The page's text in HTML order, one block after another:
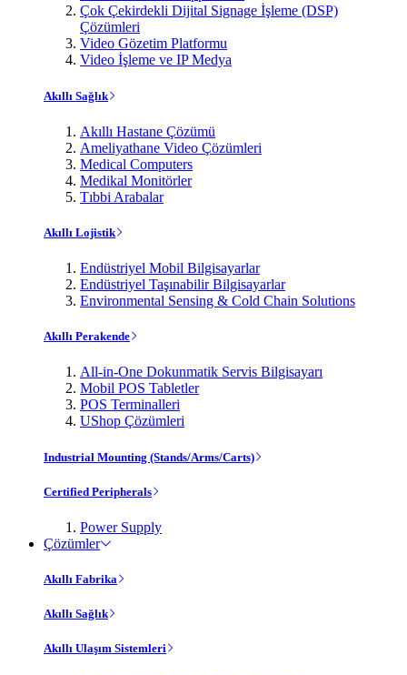
Çok Çekirdekli Dijital Signage İşleme (DSP)
Çözümleri
Video Gözetim Platformu
Video İşleme ve IP Medya
Akıllı Sağlık
Akıllı Hastane Çözümü
Ameliyathane Video Çözümleri
Medical Computers
Medikal Monitörler
Tıbbi Arabalar
Akıllı Lojistik
Endüstriyel Mobil Bilgisayarlar
Endüstriyel Taşınabilir Bilgisayarlar
Environmental Sensing & Cold Chain Solutions
Akıllı Perakende
All-in-One Dokunmatik Servis Bilgisayarı
Mobil POS Tabletler
POS Terminalleri
UShop Çözümleri
Industrial Mounting (Stands/Arms/Carts)
Certified Peripherals
Power Supply
Çözümler
Akıllı Fabrika
Akıllı Sağlık
Akıllı Ulaşım Sistemleri